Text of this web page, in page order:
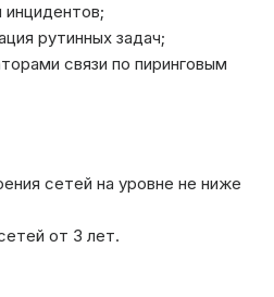
инцидентов;
рутинных задач;
связи по пиринговым
сетей на уровне не ниже
от 3 лет.